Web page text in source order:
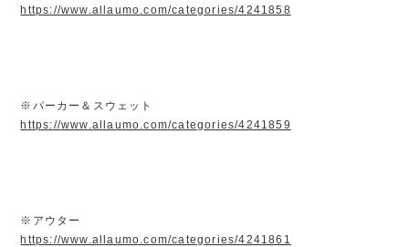
https://www.allaumo.com/categories/4241858
※パーカー＆スウェット
https://www.allaumo.com/categories/4241859
※アウター
https://www.allaumo.com/categories/4241861